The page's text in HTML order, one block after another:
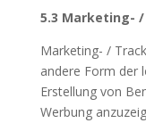
5.3 Marketing-
Marketing- /
andere Form der
Erstellung von
Werbung